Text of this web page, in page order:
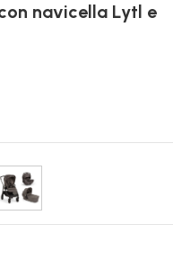
navicella Lytl e